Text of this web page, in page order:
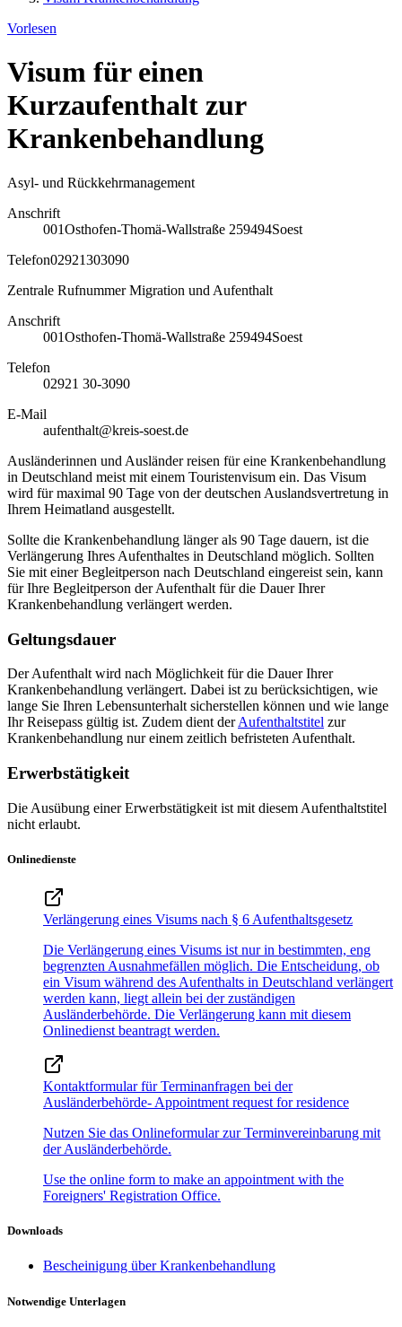
Vorlesen
Visum für einen
Kurzaufenthalt zur
Krankenbehandlung
Asyl- und Rückkehrmanagement
Anschrift
001Osthofen-Thomä-Wallstraße 259494Soest
Telefon02921303090
Zentrale Rufnummer Migration und Aufenthalt
Anschrift
001Osthofen-Thomä-Wallstraße 259494Soest
Telefon
02921 30-3090
E-Mail
aufenthalt@kreis-soest.de
Ausländerinnen und Ausländer reisen für eine Krankenbehandlung
in Deutschland meist mit einem Touristenvisum ein. Das Visum
wird für maximal 90 Tage von der deutschen Auslandsvertretung in
Ihrem Heimatland ausgestellt.
Sollte die Krankenbehandlung länger als 90 Tage dauern, ist die
Verlängerung Ihres Aufenthaltes in Deutschland möglich. Sollten
Sie mit einer Begleitperson nach Deutschland eingereist sein, kann
für Ihre Begleitperson der Aufenthalt für die Dauer Ihrer
Krankenbehandlung verlängert werden.
Geltungsdauer
Der Aufenthalt wird nach Möglichkeit für die Dauer Ihrer
Krankenbehandlung verlängert. Dabei ist zu berücksichtigen, wie
lange Sie Ihren Lebensunterhalt sicherstellen können und wie lange
Ihr Reisepass gültig ist. Zudem dient derAufenthaltstitel zur
Krankenbehandlung nur einem zeitlich befristeten Aufenthalt.
Erwerbstätigkeit
Die Ausübung einer Erwerbstätigkeit ist mit diesem Aufenthaltstitel
nicht erlaubt.
Onlinedienste
Verlängerung eines Visums nach § 6 Aufenthaltsgesetz
Die Verlängerung eines Visums ist nur in bestimmten, eng
begrenzten Ausnahmefällen möglich. Die Entscheidung, ob
ein Visum während des Aufenthalts in Deutschland verlängert
werden kann, liegt allein bei der zuständigen
Ausländerbehörde. Die Verlängerung kann mit diesem
Onlinedienst beantragt werden.
Kontaktformular für Terminanfragen bei der
Ausländerbehörde- Appointment request for residence
Nutzen Sie das Onlineformular zur Terminvereinbarung mit
der Ausländerbehörde.
Use the online form to make an appointment with the
Foreigners' Registration Office.
Downloads
Bescheinigung über Krankenbehandlung
Notwendige Unterlagen